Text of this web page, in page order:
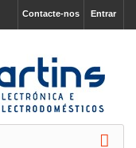
Entrar
Contacte-nos